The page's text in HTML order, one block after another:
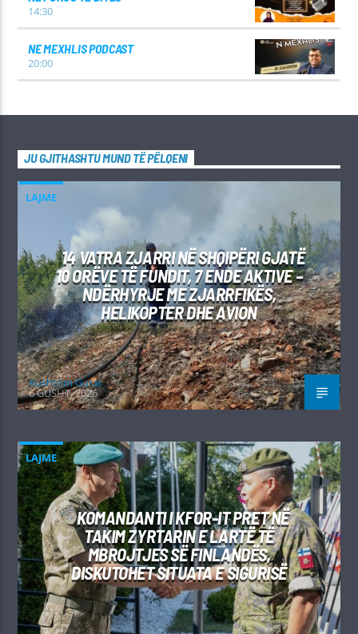
14:30
NE MEXHLIS PODCAST
20:00
JU GJITHASHTU MUND TË PËLQENI
LAJME
14 VATRA ZJARRI NË SHQIPËRI GJATË
10 ORËVE TË FUNDIT, 7 ENDE AKTIVE –
NDËRHYRJE ME ZJARRFIKËS,
HELIKOPTER DHE AVION
Kushtrim Guraj
6 GUSHT, 2026
LAJME
KOMANDANTI I KFOR-IT PRET NË
TAKIM ZYRTARIN E LARTË TË
MBROJTJES SË FINLANDËS,
DISKUTOHET SITUATA E SIGURISË